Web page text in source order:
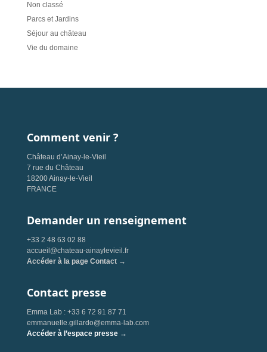
Non classé
Parcs et Jardins
Séjour au château
Vie du domaine
Comment venir ?
Château d’Ainay-le-Vieil
7 rue du Château
18200 Ainay-le-Vieil
FRANCE
Demander un renseignement
+33 2 48 63 02 88
accueil@chateau-ainaylevieil.fr
Accéder à la page Contact →
Contact presse
Emma Lab : +33 6 72 91 87 71
emmanuelle.gillardo@emma-lab.com
Accéder à l’espace presse →